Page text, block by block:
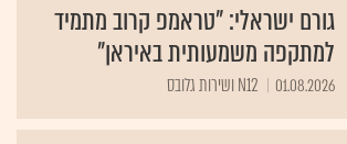
גורם ישראלי: "טראמפ קרוב מתמיד
למתקפה משמעותית באיראן"
01.08.2026 N12 ושירות גלובס